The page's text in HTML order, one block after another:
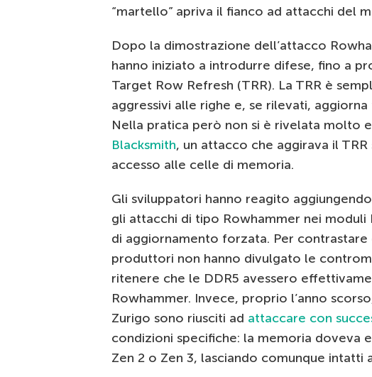
“martello” apriva il fianco ad attacchi del
Dopo la dimostrazione dell’attacco
hanno iniziato a introdurre difese, fino a
Target Row Refresh (TRR). La TRR è
aggressivi alle righe e, se rilevati,
Nella pratica però non si è rivelata molto
Blacksmith, un attacco che aggirava il
accesso alle celle di memoria.
Gli sviluppatori hanno reagito
gli attacchi di tipo Rowhammer nei moduli
di aggiornamento forzata. Per
produttori non hanno divulgato le
ritenere che le DDR5 avessero
Rowhammer. Invece, proprio l’anno
Zurigo sono riusciti ad attaccare con
condizioni specifiche: la memoria doveva
Zen 2 o Zen 3, lasciando comunque intatti